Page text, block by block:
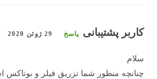
کاربر پشتیبانی پاسخ 29 ژوئن 2020
سلام
چنانچه منظور شما تزریق فیلر و